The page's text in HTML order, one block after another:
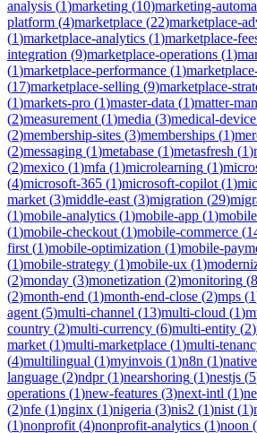
analysis (1)marketing (10)marketing-
platform (4)marketplace (22)marketplace-
(1)marketplace-analytics (1)marketplace-
integration (9)marketplace-operations (1)
(1)marketplace-performance (1)
(17)marketplace-selling (9)marketplace-
(1)markets-pro (1)master-data (1)matter-
(2)measurement (1)media (3)medical-device
(2)membership-sites (3)memberships (1)
(2)messaging (1)metabase (1)metasfresh (1)
(2)mexico (1)mfa (1)microlearning (1)
(4)microsoft-365 (1)microsoft-copilot (1)
market (3)middle-east (3)migration (29)
(1)mobile-analytics (1)mobile-app (1)
(1)mobile-checkout (1)mobile-commerce (
first (1)mobile-optimization (1)mobile-
(1)mobile-strategy (1)mobile-ux (1)
(2)monday (3)monetization (2)monitoring (8
(2)month-end (1)month-end-close (2)mps (1
agent (5)multi-channel (13)multi-cloud (1)
country (2)multi-currency (6)multi-entity (2)
market (1)multi-marketplace (1)multi-
(4)multilingual (1)myinvois (1)n8n (1)
language (2)ndpr(1)nearshoring (1)nestjs (5
operations (1)new-features (3)next-intl (1)
(2)nfe (1)nginx (1)nigeria (3)nis2 (1)nist (1)
(1)nonprofit (4)nonprofit-analytics (1)noon (